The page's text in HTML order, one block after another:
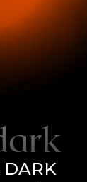
DARK